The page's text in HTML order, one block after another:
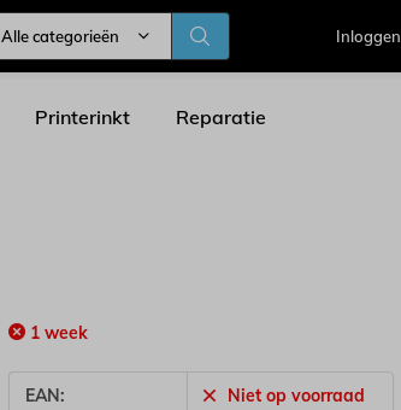
Alle categorieën Inloggen
Printerinkt Reparatie
1 week
EAN:
Niet op voorraad